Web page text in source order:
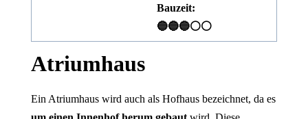
Bauzeit:
🔵🔵🔵⚪⚪
Atriumhaus
Ein Atriumhaus wird auch als Hofhaus bezeichnet, da es